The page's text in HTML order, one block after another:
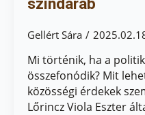
Gellért Sára
Mi történik, ha a
összefonódik? Mit
közösségi érdekek
Lőrincz Viola Eszter